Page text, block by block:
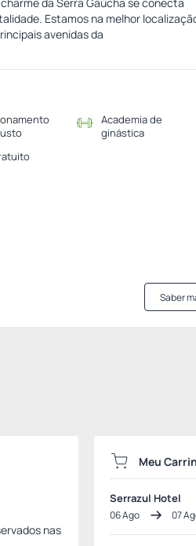
da Serra Gaúcha se conecta
Estamos na melhor
avenidas da
Academia de
ginástica
Saber
nas
Meu
Serrazul Hotel
06 Ago 07